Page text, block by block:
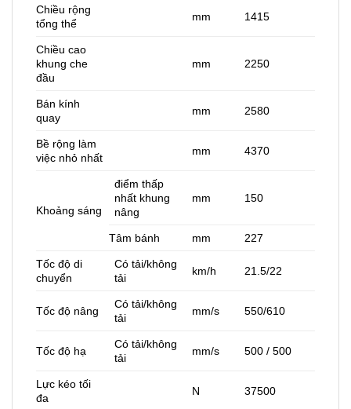
Chiều rộng
tổng thể
mm 1415
Chiều cao
khung che
đầu
mm 2250
Bán kính
quay
mm 2580
Bề rộng làm
việc nhỏ nhất
mm 4370
Khoảng sáng
điểm thấp
nhất khung
nâng
mm 150
Tâm bánh mm 227
Tốc độ di
chuyển
Có tải/không
tải
km/h 21.5/22
Tốc độ nâng
Có tải/không
tải
mm/s 550/610
Tốc độ hạ
Có tải/không
tải
mm/s 500 / 500
Lực kéo tối
đa
N 37500